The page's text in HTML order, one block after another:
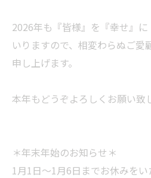
2026年も『皆様』を『幸せ』
いりますので、相変わらぬご愛
申し上げます。
本年もどうぞよろしくお願い致
＊年末年始のお知らせ＊
1月1日～1月6日までお休みをい